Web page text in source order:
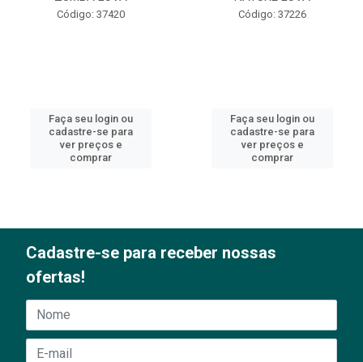
Código: 37420
Faça seu login ou
cadastre-se para
ver preços e
comprar
Código: 37226
Faça seu login ou
cadastre-se para
ver preços e
comprar
Cadastre-se para receber nossas
ofertas!